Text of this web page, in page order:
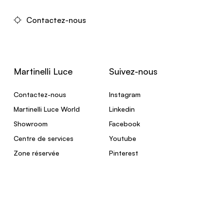
Contactez-nous
Martinelli Luce
Contactez-nous
Martinelli Luce World
Showroom
Centre de services
Zone réservée
Suivez-nous
Instagram
Linkedin
Facebook
Youtube
Pinterest